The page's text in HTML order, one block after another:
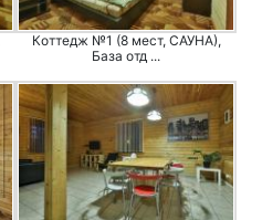
Коттедж №1 (8 мест, САУНА),
База отд ...